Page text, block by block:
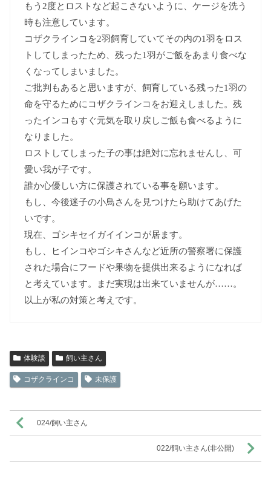
もう2度とロストなど起こさないように、ケージを洗う
時も注意しています。
コザクラインコを2羽飼育していてその内の1羽をロス
トしてしまったため、残った1羽がご飯をあまり食べな
くなってしまいました。
ご批判もあると思いますが、飼育している残った1羽の
命を守るためにコザクラインコをお迎えしました。残
ったインコもすぐ元気を取り戻しご飯も食べるように
なりました。
ロストしてしまった子の事は絶対に忘れませんし、可
愛い我が子です。
誰か心優しい方に保護されている事を願います。
もし、今後迷子の小鳥さんを見つけたら助けてあげた
いです。
現在、ゴシキセイガイインコが居ます。
もし、ヒインコやゴシキさんなど近所の警察署に保護
された場合にフードや果物を提供出来るようになれば
と考えています。まだ実現は出来ていませんが……。
以上が私の対策と考えです。
体験談 飼い主さん
コザクラインコ 未保護
024/飼い主さん
022/飼い主さん(非公開)